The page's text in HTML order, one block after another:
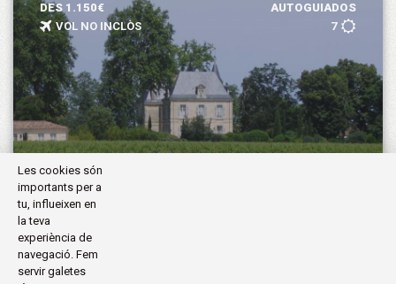
DES 1.150€
AUTOGUIADOS
VOL NO INCLÒS
7
Les cookies són
importants per a
tu, influeixen en
la teva
experiència de
navegació. Fem
servir galetes